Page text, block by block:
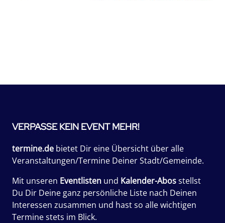
VERPASSE KEIN EVENT MEHR!
termine.de bietet Dir eine Übersicht über alle
Veranstaltungen/Termine Deiner Stadt/Gemeinde.
Mit unseren Eventlisten und Kalender-Abosstellst
Du Dir Deine ganz persönliche Liste nach Deinen
Interessen zusammen und hast so alle wichtigen
Termine stets im Blick.